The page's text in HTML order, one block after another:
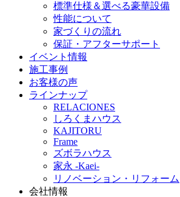
標準仕様＆選べる豪華設備
性能について
家づくりの流れ
保証・アフターサポート
イベント情報
施工事例
お客様の声
ラインナップ
RELACIONES
しろくまハウス
KAJITORU
Frame
ズボラハウス
家永 -Kaei-
リノベーション・リフォーム
会社情報